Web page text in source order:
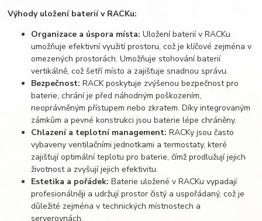
Výhody uložení baterií v RACKu:
Organizace a úspora místa: Uložení baterií v RACKu
umožňuje efektivní využití prostoru, což je klíčové zejména v
omezených prostorách. Umožňuje stohování baterií
vertikálně, což šetří místo a zajišťuje snadnou správu.
Bezpečnost: RACK poskytuje zvýšenou bezpečnost pro
baterie, chrání je před náhodným poškozením,
neoprávněným přístupem nebo zkratem. Díky integrovaným
zámkům a pevné konstrukci jsou baterie lépe chráněny.
Chlazení a teplotní management: RACKy jsou často
vybaveny ventilačními jednotkami a termostaty, které
zajišťují optimální teplotu pro baterie, čímž prodlužují jejich
životnost a zvyšují jejich efektivitu.
Estetika a pořádek: Baterie uložené v RACKu vypadají
profesionálněji a udržují prostor čistý a uspořádaný, což je
důležité zejména v technických místnostech a
serverovnách.